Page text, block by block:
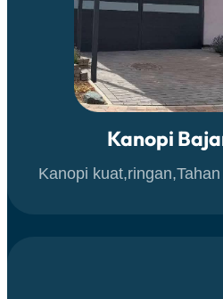
Kanopi
Kanopi